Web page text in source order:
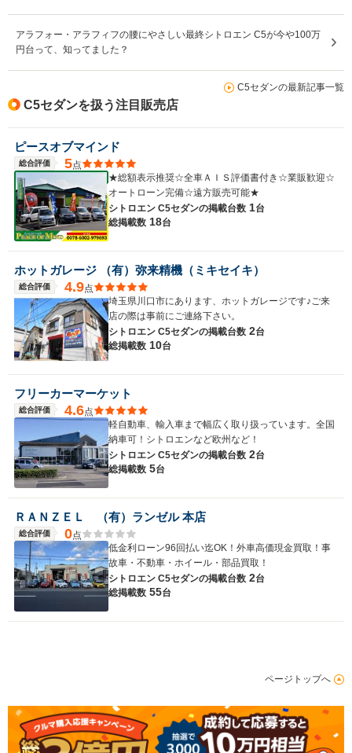
アラフォー・アラフィフの腰にやさしい最終シトロエン C5が今や100万
円台って、知ってました？
C5セダンの最新記事一覧
C5セダンを扱う注目販売店
ピースオブマインド
総合評価 5点
★総額表示推奨☆全車ＡＩＳ評価書付き☆業販歓迎☆
オートローン完備☆遠方販売可能★
シトロエン C5セダンの掲載台数 1台
総掲載数 18台
ホットガレージ （有）弥来精機（ミキセイキ）
総合評価 4.9点
埼玉県川口市にあります、ホットガレージです♪ご来
店の際は事前にご連絡下さい。
シトロエン C5セダンの掲載台数 2台
総掲載数 10台
フリーカーマーケット
総合評価 4.6点
軽自動車、輸入車まで幅広く取り扱っています。全国
納車可！シトロエンなど欧州など！
シトロエン C5セダンの掲載台数 2台
総掲載数 5台
ＲＡＮＺＥＬ （有）ランゼル 本店
総合評価 0点
低金利ローン96回払い迄OK！外車高価現金買取！事
故車・不動車・ホイール・部品買取！
シトロエン C5セダンの掲載台数 2台
総掲載数 55台
ページトップへ